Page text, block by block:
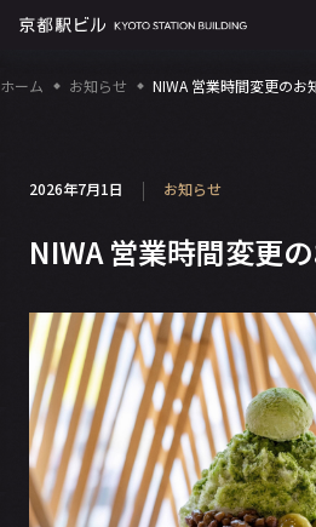
ホーム お知らせ NIWA 営業時間変更のお
2026年7月1日 お知らせ
NIWA 営業時間変更